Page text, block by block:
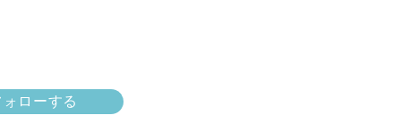
ローする